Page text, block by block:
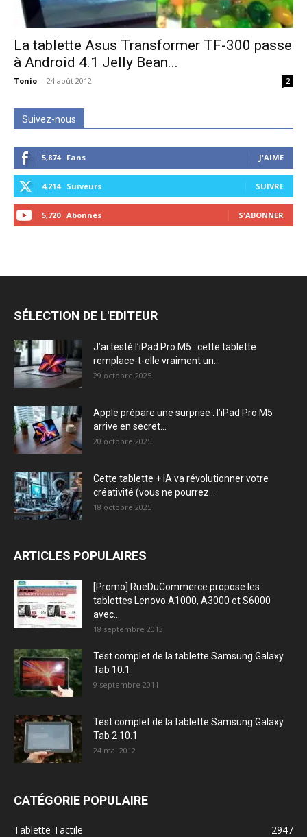
La tablette Asus Transformer TF-300 passe
à Android 4.1 Jelly Bean...
Tonio - 24 août 2012 2
Suivez-nous
5,874 Fans J'AIME
4,214 Suiveurs SUIVRE
5,720 Abonnés S'ABONNER
SÉLECTION DE L'EDITEUR
J’ai testé l’iPad Pro M5 : cette tablette
remplace-t-elle vraiment un...
29 octobre 2025
Apple prépare une surprise : l’iPad Pro M5
arrive en secret...
20 octobre 2025
Cette tablette + IA va révolutionner votre
créativité (vous ne pourrez...
18 octobre 2025
ARTICLES POPULAIRES
[Promo] RueDuCommerce propose les
tablettes Lenovo A1000, A3000 et S6000
avec...
18 septembre 2013
Test complet de la tablette Samsung Galaxy
Tab 10.1
9 septembre 2011
Test complet de la tablette Samsung Galaxy
Tab 2 10.1
24 mai 2012
CATÉGORIE POPULAIRE
Tablette Tactile
2947